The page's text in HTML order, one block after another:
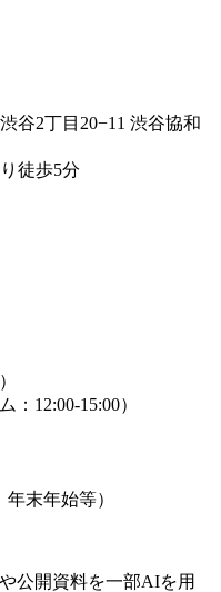
谷2丁目20−11 渋谷協和
徒歩5分
：12:00-15:00）
末年始等）
公開資料を一部AIを用